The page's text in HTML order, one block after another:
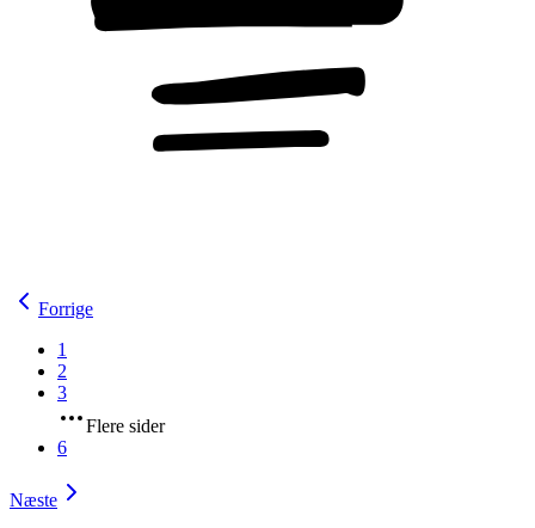
Forrige
1
2
3
Flere sider
6
Næste